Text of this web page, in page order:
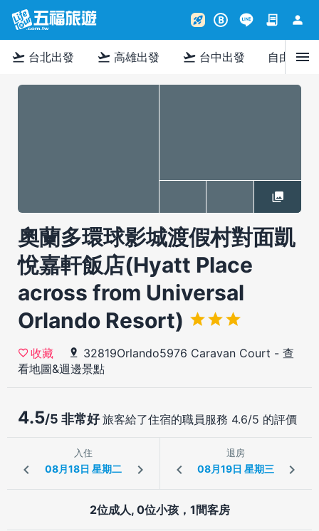
rocket_launch B contract person
flight_takeoff 台北出發 flight_takeoff 高雄出發 flight_takeoff 台中出發 自由行menu
奧蘭多環球影城渡假村對面凱
悅嘉軒飯店(Hyatt Place
across from Universal
Orlando Resort)
收藏 32819Orlando5976 Caravan Court - 查
看地圖&週邊景點
4.5/5 非常好旅客給了住宿的職員服務 4.6/5 的評價
入住 退房
2位成人, 0位小孩，1間客房